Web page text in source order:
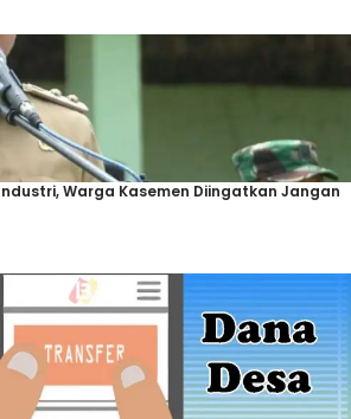
Warga Kasemen Diingatkan Jangan